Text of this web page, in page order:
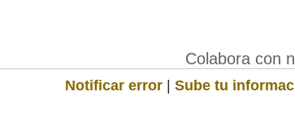
Colabora con
Notificar error | Sube tu